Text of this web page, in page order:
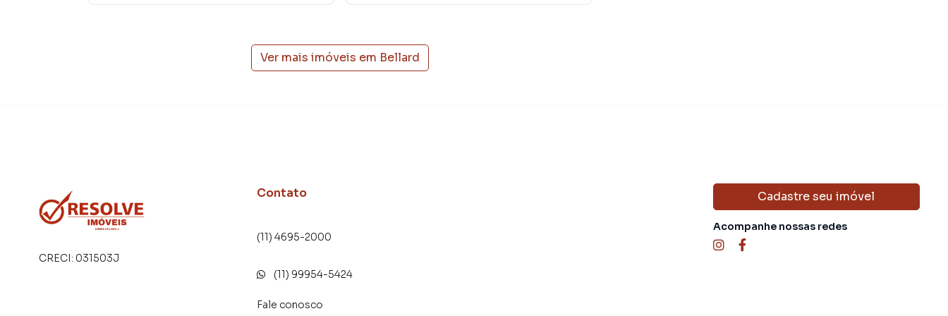
Ver mais imóveis em Bellard
CRECI: 031503J
Contato
(11) 4695-2000
(11) 99954-5424
Fale conosco
Cadastre seu imóvel
Acompanhe nossas redes